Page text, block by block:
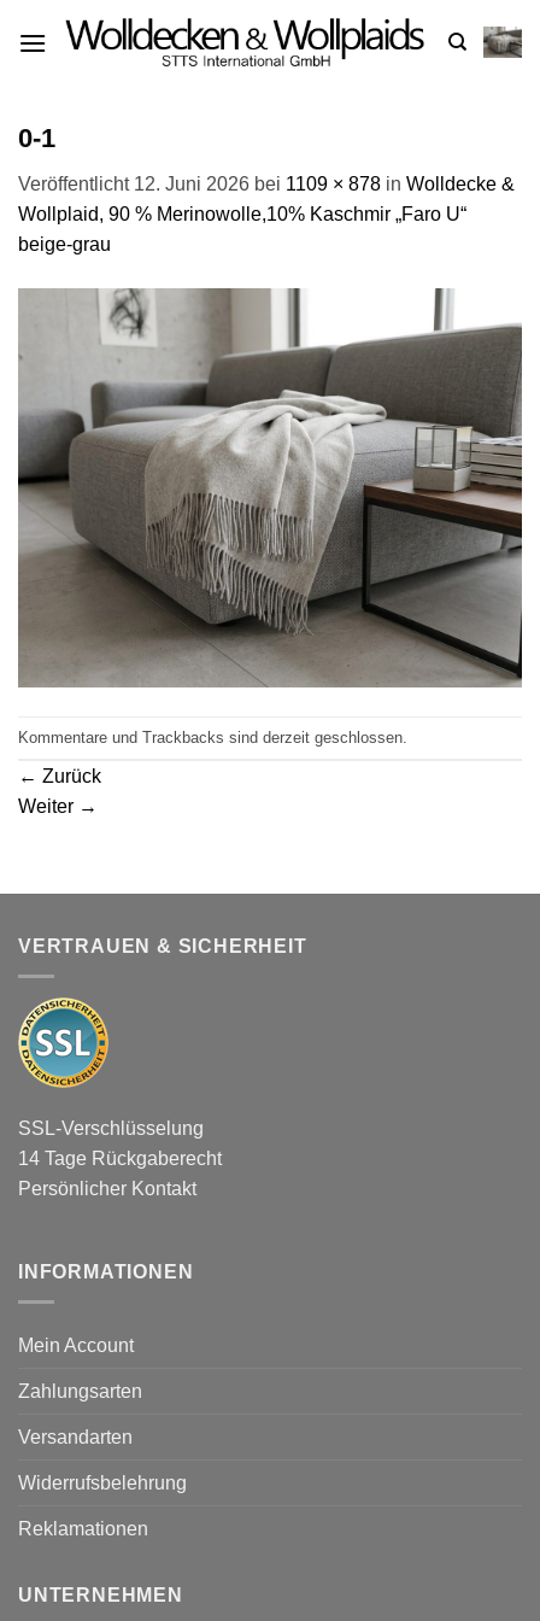
Inhalt
0-1
Veröffentlicht 12. Juni 2026 bei 1109 × 878 in Wolldecke &
Wollplaid, 90 % Merinowolle,10% Kaschmir „Faro U“
beige-grau
Kommentare und Trackbacks sind derzeit geschlossen.
← Zurück
Weiter →
VERTRAUEN & SICHERHEIT
SSL-Verschlüsselung
14 Tage Rückgaberecht
Persönlicher Kontakt
INFORMATIONEN
Mein Account
Zahlungsarten
Versandarten
Widerrufsbelehrung
Reklamationen
UNTERNEHMEN